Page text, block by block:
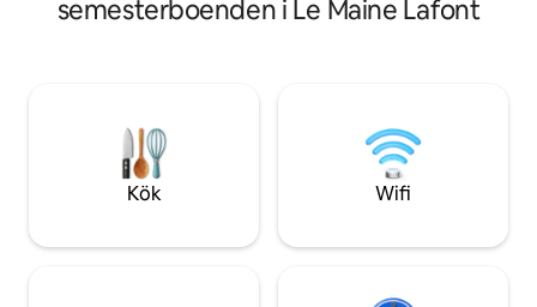
konjakvingårdarna i södra Charente är
idealiskt placerat för att utforska denna
vackra region.
torktumlare.
vedspis för
boendet
semesterboenden i Le Maine Lafont
Kök Wifi